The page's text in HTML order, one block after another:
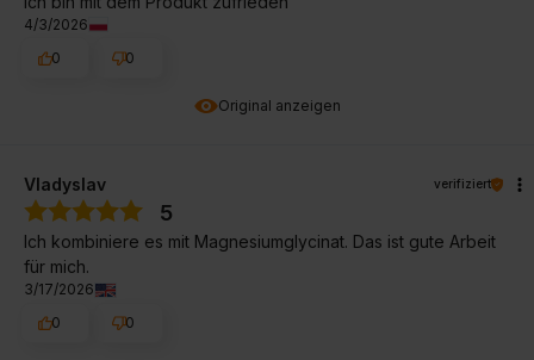
Original anzeigen
4/3/2026
0
0
Vladyslav verifiziert
5
Ich kombiniere es mit Magnesiumglycinat. Das ist gute Arbeit
für mich.
3/17/2026
0
0